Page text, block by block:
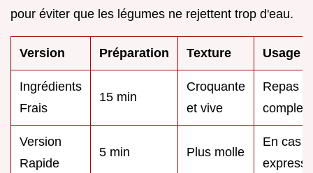
pour éviter que les légumes ne rejettent trop d'eau.
Version Préparation Texture Usage
Ingrédients
Frais
15 min
Croquante
et vive
Repas
complet
Version
Rapide
5 min Plus molle
En cas
express